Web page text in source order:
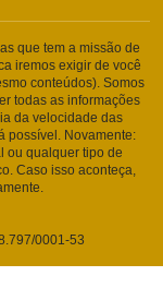
que tem a missão de
iremos exigir de você
conteúdos). Somos
todas as informações
da velocidade das
possível. Novamente:
ou qualquer tipo de
Caso isso aconteça,
0001-53